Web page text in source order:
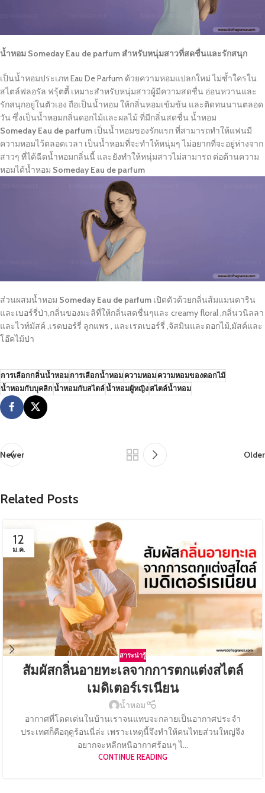
น้ำหอม Someday Eau de parfum สำหรับหนุ่มสาวที่สดชื่นและรักสนุก
เป็นน้ำหอมประเภท Eau De Parfum ด้วยความหอมแปลกใหม่ ไม่ซ้ำใครใน
สไตล์ฟลอรัล ฟรุ้ตตี้ เหมาะสำหรับหนุ่มสาวผู้มีความสดชื่น อ่อนหวานและ
รักสนุกอยู่ในตัวเอง ถือเป็นน้ำหอม ให้กลิ่นหอมเข้มข้น และติดทนนานตลอด
วัน ซึ่งเป็นน้ำหอมกลิ่นดอกไม้และผลไม้ ที่มีกลิ่นสดชื่น น้ำหอม
Someday Eau de parfum เป็นน้ำหอมของรักแรก ที่สามารถทำให้แฟนมี
ความหอมไว้ตลอดเวลา เป็นน้ำหอมที่จะทำให้หนุ่มๆ ไม่อยากที่จะอยู่ห่างจาก
สาวๆ ที่ได้ฉีดน้ำหอมกลิ่นนี้ และยังทำให้หนุ่มสาวไม่สามารถ ต่อต้านความ
หอมได้น้ำหอม Someday Eau de parfum
ส่วนผสมน้ำหอม Someday Eau de parfum เปิดตัวด้วยกลิ่นส้มแมนดาริน
และเบอร์รี่ป่า,กลิ่นของมะลิที่ให้กลิ่นสดชื่นๆและ creamy floral ,กลิ่นวนิลลา
และไวท์มัสค์ ,เรดบอร์รี่ ลูกแพร , และเรดเบอร์รี่ ,จัสมินและดอกไม้,มัสค์และ
โอ๊คไม้ป่า
การเลือกกลิ่นน้ำหอมการเลือกน้ำหอมความหอมความหอมของดอกไม้
น้ำหอมกับบุคลิกน้ำหอมกับสไตล์น้ำหอมผู้หญิงสไตล์น้ำหอม
Newer Older
Related Posts
12
ม.ค.
สาระน่ารู้
สัมผัสกลิ่นอายทะเลจากการตกแต่งสไตล์
เมดิเตอร์เรเนียน
น้ำหอม
อากาศที่โดดเด่นในบ้านเราจนแทบจะกลายเป็นอากาศประจำ
ประเทศก็คือฤดูร้อนนี่ล่ะ เพราะเหตุนี้จึงทำให้คนไทยส่วนใหญ่จึง
อยากจะหลีกหนีอากาศร้อนๆ ไ...
CONTINUE READING